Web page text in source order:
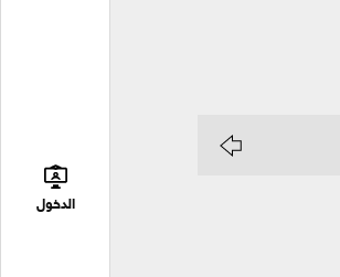
الدخول